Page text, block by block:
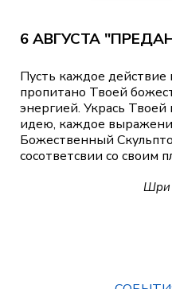
6 АВГУСТА
Пусть каждое действие
пропитано Твоей
энергией. Укрась
идею, каждое
Божественный
сосответсвии со своим
Шри